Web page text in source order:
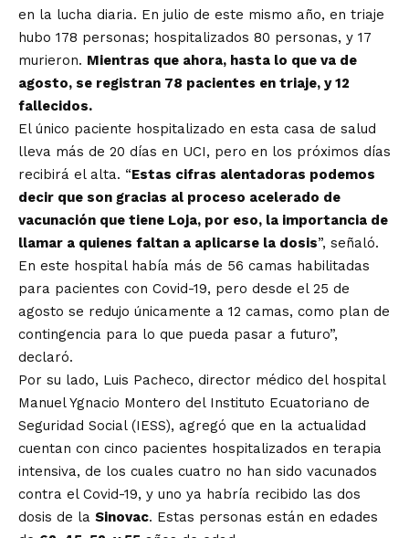
en la lucha diaria. En julio de este mismo año, en triaje
hubo 178 personas; hospitalizados 80 personas, y 17
murieron. Mientras que ahora, hasta lo que va de
agosto, se registran 78 pacientes en triaje, y 12
fallecidos.
El único paciente hospitalizado en esta casa de salud
lleva más de 20 días en UCI, pero en los próximos días
recibirá el alta. “Estas cifras alentadoras podemos
decir que son gracias al proceso acelerado de
vacunación que tiene Loja, por eso, la importancia de
llamar a quienes faltan a aplicarse la dosis”, señaló.
En este hospital había más de 56 camas habilitadas
para pacientes con Covid-19, pero desde el 25 de
agosto se redujo únicamente a 12 camas, como plan de
contingencia para lo que pueda pasar a futuro”,
declaró.
Por su lado, Luis Pacheco, director médico del hospital
Manuel Ygnacio Montero del Instituto Ecuatoriano de
Seguridad Social (IESS), agregó que en la actualidad
cuentan con cinco pacientes hospitalizados en terapia
intensiva, de los cuales cuatro no han sido vacunados
contra el Covid-19, y uno ya habría recibido las dos
dosis de la Sinovac. Estas personas están en edades